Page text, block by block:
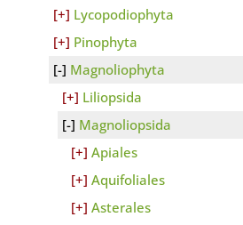
Lycopodiophyta
Pinophyta
Magnoliophyta
Liliopsida
Magnoliopsida
Apiales
Aquifoliales
Asterales